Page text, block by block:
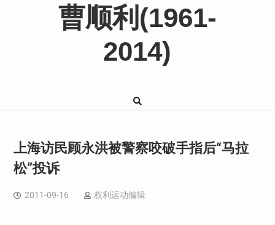
曹顺利(1961-
2014)
上海访民顾永洪被警察咬破手指后“马拉
松”投诉
2011-09-16 权利运动编辑